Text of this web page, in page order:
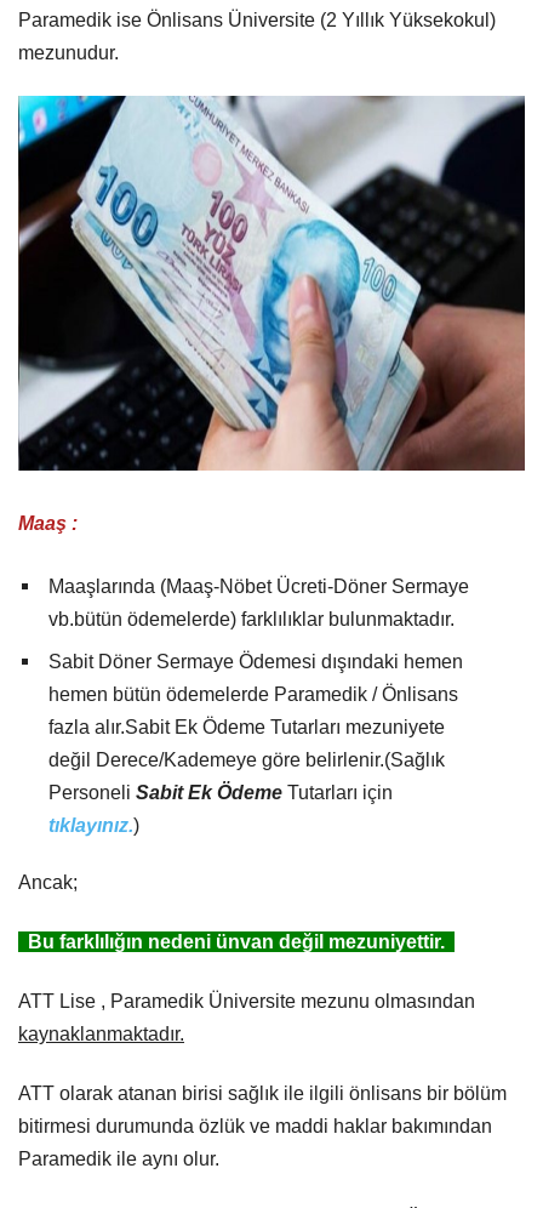
Paramedik ise Önlisans Üniversite (2 Yıllık Yüksekokul)
mezunudur.
Maaş :
Maaşlarında (Maaş-Nöbet Ücreti-Döner Sermaye
vb.bütün ödemelerde) farklılıklar bulunmaktadır.
Sabit Döner Sermaye Ödemesi dışındaki hemen
hemen bütün ödemelerde Paramedik / Önlisans
fazla alır.Sabit Ek Ödeme Tutarları mezuniyete
değil Derece/Kademeye göre belirlenir.(Sağlık
Personeli Sabit Ek Ödeme Tutarları için
tıklayınız.)
Ancak;
Bu farklılığın nedeni ünvan değil mezuniyettir.
ATT Lise , Paramedik Üniversite mezunu olmasından
kaynaklanmaktadır.
ATT olarak atanan birisi sağlık ile ilgili önlisans bir bölüm
bitirmesi durumunda özlük ve maddi haklar bakımından
Paramedik ile aynı olur.